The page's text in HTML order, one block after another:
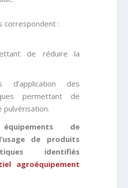
correspondent :
de réduire la
d’application des
permettant de
pulvérisation.
de
de produits
identifiés
agroéquipement